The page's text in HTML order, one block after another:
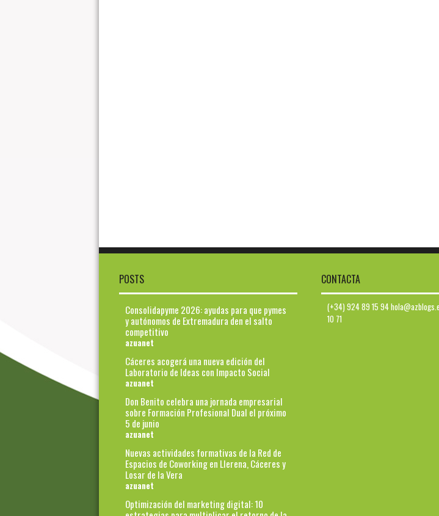
POSTS
Consolidapyme 2026: ayudas para que pymes
y autónomos de Extremadura den el salto
competitivo
azuanet
Cáceres acogerá una nueva edición del
Laboratorio de Ideas con Impacto Social
azuanet
Don Benito celebra una jornada empresarial
sobre Formación Profesional Dual el próximo
5 de junio
azuanet
Nuevas actividades formativas de la Red de
Espacios de Coworking en Llerena, Cáceres y
Losar de la Vera
azuanet
Optimización del marketing digital: 10
CONTACTA
(+34) 924 89 15 94
10 71